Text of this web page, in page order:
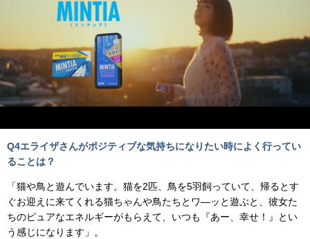
Q4エライザさんがポジティブな気持ちになりたい時によく行ってい
ることは？
「猫や鳥と遊んでいます。猫を2匹、鳥を5羽飼っていて、帰るとす
ぐお迎えに来てくれる猫ちゃんや鳥たちとワ―ッと遊ぶと、彼女た
ちのピュアなエネルギーがもらえて、いつも『あー、幸せ！』とい
う感じになります」。